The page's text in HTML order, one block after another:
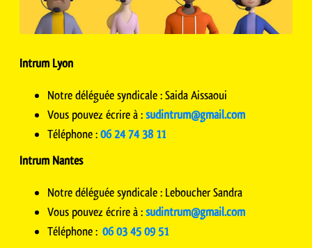
Intrum Lyon
Notre déléguée syndicale : Saida Aissaoui
Vous pouvez écrire à :sudintrum@gmail.com
Téléphone :06 24 74 38 11
Intrum Nantes
Notre déléguée syndicale : Leboucher Sandra
Vous pouvez écrire à :sudintrum@gmail.com
Téléphone : 06 03 45 09 51